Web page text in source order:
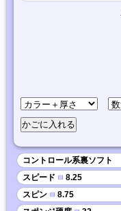
コントロール系裏ソフト
スピード ■ 8.25
スピン ■ 8.75